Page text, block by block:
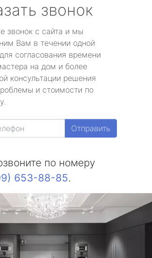
звонок
звонок с сайта и мы
Вам в течении одной
согласования времени
на дом и более
консультации решения
и стоимости по
Отправить
по номеру
653-88-85.